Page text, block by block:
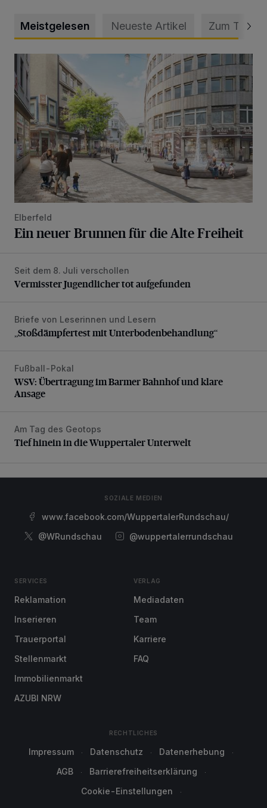
Meistgelesen Neueste Artikel Zum Thema
Ein neuer Brunnen für die Alte Freiheit
Elberfeld
Ein neuer Brunnen für die Alte Freiheit
Vermisster Jugendlicher tot aufgefunden
Seit dem 8. Juli verschollen
Vermisster Jugendlicher tot aufgefunden
„Stoßdämpfertest mit Unterbodenbehandlung“
Briefe von Leserinnen und Lesern
„Stoßdämpfertest mit Unterbodenbehandlung“
WSV: Übertragung im Barmer Bahnhof und klare Ansage
Fußball-Pokal
WSV: Übertragung im Barmer Bahnhof und klare
Ansage
Tief hinein in die Wuppertaler Unterwelt
Am Tag des Geotops
Tief hinein in die Wuppertaler Unterwelt
SOZIALE MEDIEN
www.facebook.com/WuppertalerRundschau/
@WRundschau
@wuppertalerrundschau
SERVICES
Reklamation
Inserieren
Trauerportal
Stellenmarkt
Immobilienmarkt
AZUBI NRW
VERLAG
Mediadaten
Team
Karriere
FAQ
RECHTLICHES
Impressum Datenschutz
Datenerhebung
AGB
Barrierefreiheitserklärung
Cookie-Einstellungen